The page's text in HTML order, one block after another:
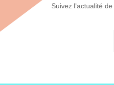
Newsletter Suivez l'actualité